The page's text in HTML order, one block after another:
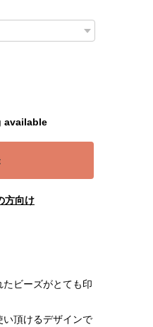
available
方向け
ビーズがとても印
い頂けるデザインで